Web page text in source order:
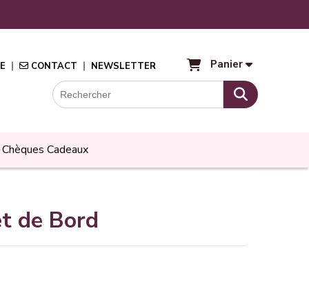
CONTACT NEWSLETTER Panier
Chèques Cadeaux
de Bord